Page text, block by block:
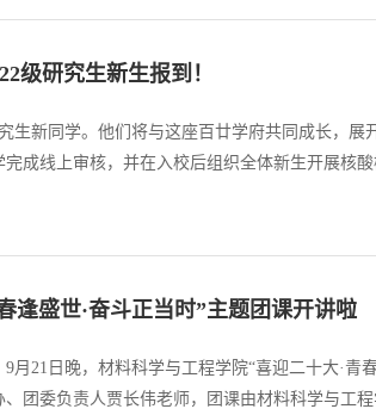
级研究生新生报到！
生新同学。他们将与这座百廿学府共同成长，
成线上审核，并在入校后组织全体新生开展核
，2022级研究生新生结束了三天的宿舍静默，在
逢盛世·奋斗正当时”主题团课开讲啦
21日晚，材料科学与工程学院“喜迎二十大·青
团委负责人贾长伟老师，团课由材料科学与工